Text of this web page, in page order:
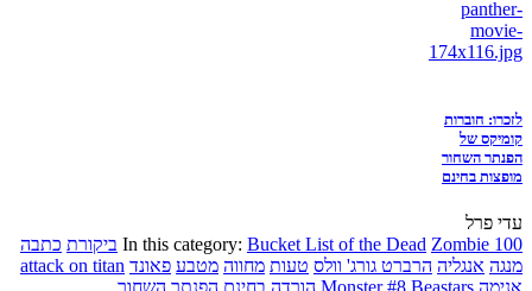
לזכרו: חוברות
קומיקס של
הפנתר השחור
מופצות בחינם
עדי פרל
In this category: Bucket List of the Dead Zombie 100 ביקורת כתבה
מנגה אנגליה הרברט גורג' וולס טעות מחווה מטבע פאונד attack on titan